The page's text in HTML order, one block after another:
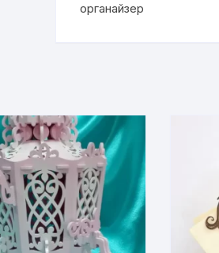
органайзер